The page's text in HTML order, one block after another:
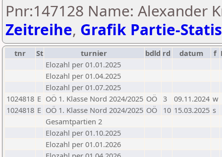
Pnr:147128 Name: Alexander
Zeitreihe, Grafik Partie-
tnr St turnier bdld rd datum f
Elozahl per 01.01.2025
Elozahl per 01.04.2025
Elozahl per 01.07.2025
1024818 E OÖ 1. Klasse Nord 2024/2025 OÖ 3 09.11.2024 w
1024818 E OÖ 1. Klasse Nord 2024/2025 OÖ 10 15.03.2025 s
Gesamtpartien 2
Elozahl per 01.10.2025
Elozahl per 01.01.2026